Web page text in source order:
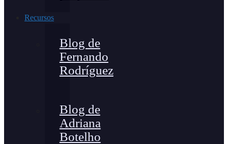
Recursos
Blog de
Fernando
Rodríguez
Blog de
Adriana
Botelho